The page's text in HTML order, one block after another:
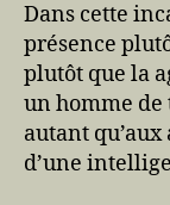
Dans cette
présence
plutôt que la
un homme
autant
d’une